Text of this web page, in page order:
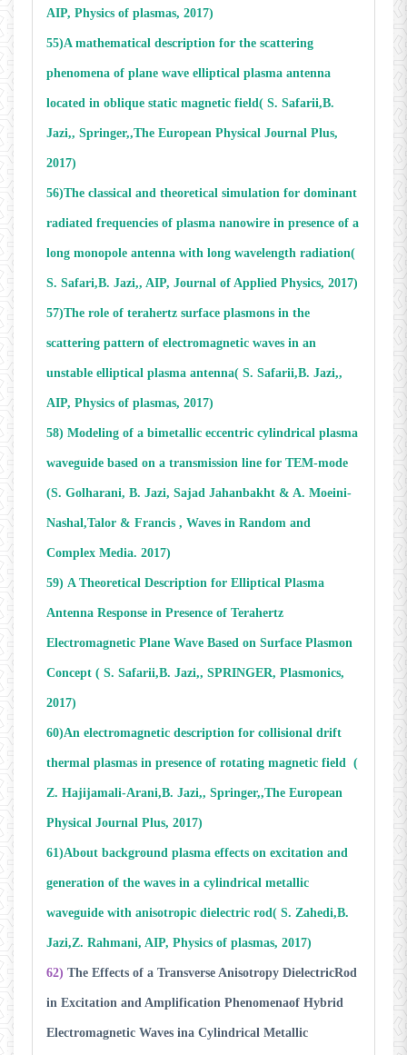
AIP, Physics of plasmas, 2017)
55)A mathematical description for the scattering
phenomena of plane wave elliptical plasma antenna
located in oblique static magnetic field( S. Safarii,B.
Jazi,, Springer,,The European Physical Journal Plus,
2017)
56)The classical and theoretical simulation for dominant
radiated frequencies of plasma nanowire in presence of a
long monopole antenna with long wavelength radiation(
S. Safari,B. Jazi,, AIP, Journal of Applied Physics, 2017)
57)The role of terahertz surface plasmons in the
scattering pattern of electromagnetic waves in an
unstable elliptical plasma antenna( S. Safarii,B. Jazi,,
AIP, Physics of plasmas, 2017)
58) Modeling of a bimetallic eccentric cylindrical plasma
waveguide based on a transmission line for TEM-mode
(S. Golharani, B. Jazi, Sajad Jahanbakht & A. Moeini-
Nashal,Talor & Francis , Waves in Random and
Complex Media. 2017)
59) A Theoretical Description for Elliptical Plasma
Antenna Response in Presence of Terahertz
Electromagnetic Plane Wave Based on Surface Plasmon
Concept ( S. Safarii,B. Jazi,, SPRINGER, Plasmonics,
2017)
60)An electromagnetic description for collisional drift
thermal plasmas in presence of rotating magnetic field (
Z. Hajijamali-Arani,B. Jazi,, Springer,,The European
Physical Journal Plus, 2017)
61)About background plasma effects on excitation and
generation of the waves in a cylindrical metallic
waveguide with anisotropic dielectric rod( S. Zahedi,B.
Jazi,Z. Rahmani, AIP, Physics of plasmas, 2017)
62) The Effects of a Transverse Anisotropy DielectricRod
in Excitation and Amplification Phenomenaof Hybrid
Electromagnetic Waves ina Cylindrical Metallic